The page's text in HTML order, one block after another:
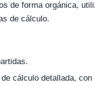
de forma orgánica,
de cálculo.
cálculo detallada, con